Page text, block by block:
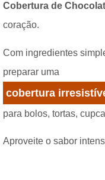
Cobertura de
coração.
Com ingredientes
preparar uma
cobertura
para bolos, tortas,
Aproveite o sabor